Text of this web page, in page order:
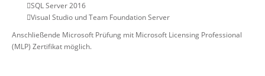
SQL Server 2016
Visual Studio und Team Foundation Server
Anschließende Microsoft Prüfung mit Microsoft Licensing Professional
(MLP) Zertifikat möglich.